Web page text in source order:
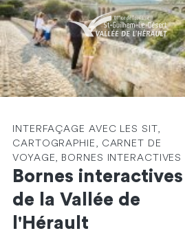
INTERFAÇAGE AVEC LES SIT,
CARTOGRAPHIE, CARNET DE
VOYAGE, BORNES INTERACTIVES
Bornes interactives
de la Vallée de
l'Hérault